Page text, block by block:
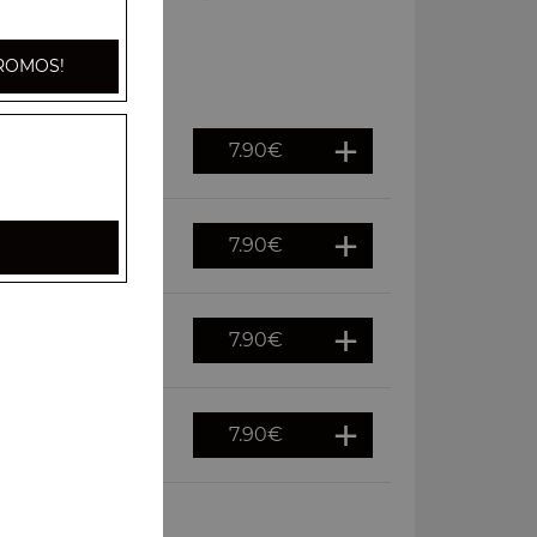
7.90€
7.90€
7.90€
7.90€